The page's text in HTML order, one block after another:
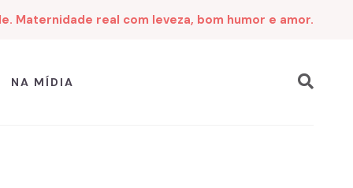
Maternidade real com leveza, bom humor e amor.
NA MÍDIA